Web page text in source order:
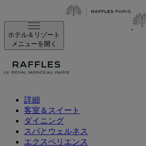
ホテル＆リゾート
メニューを開く
詳細
客室＆スイート
ダイニング
スパとウェルネス
エクスペリエンス